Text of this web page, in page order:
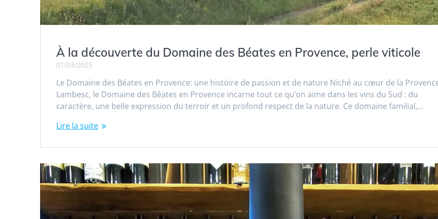
À la découverte du Domaine des Béates en Provence, perle viticole
01/03/2025
Le Domaine des Béates en Provence: une histoire de passion et de nature Niché au cœur de la
Lambesc, le Domaine des Béates en Provence incarne tout ce qu’on aime dans les vins du Sud : du
caractère, une belle expression du terroir et un profond respect de la nature. Ce domaine familial,…
Lire la suite